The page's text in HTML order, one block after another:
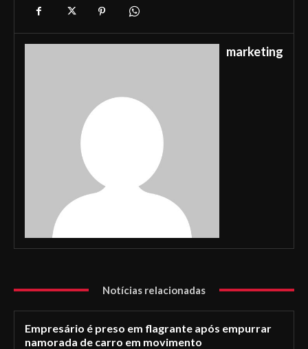
marketing
Notícias relacionadas
Empresário é preso em flagrante após empurrar
namorada de carro em movimento